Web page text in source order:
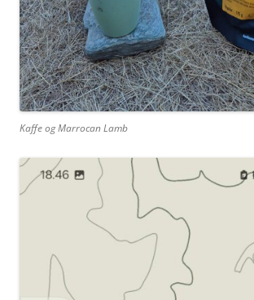
Kaffe og Marrocan Lamb